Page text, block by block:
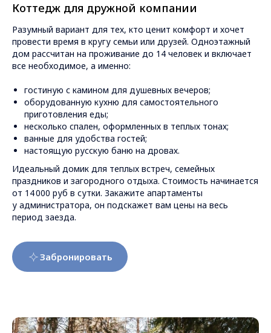
Коттедж для дружной компании
Разумный вариант для тех, кто ценит комфорт и хочет
провести время в кругу семьи или друзей. Одноэтажный
дом рассчитан на проживание до 14 человек и включает
все необходимое, а именно:
гостиную с камином для душевных вечеров;
оборудованную кухню для самостоятельного
приготовления еды;
несколько спален, оформленных в теплых тонах;
ванные для удобства гостей;
настоящую русскую баню на дровах.
Идеальный домик для теплых встреч, семейных
праздников и загородного отдыха. Стоимость начинается
от 14 000 руб в сутки. Закажите апартаменты
у администратора, он подскажет вам цены на весь
период заезда.
Забронировать